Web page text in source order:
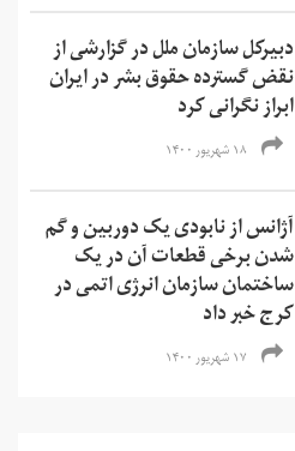
دبیرکل سازمان ملل در گزارشی از
نقض گسترده حقوق بشر در ایران
ابراز نگرانی کرد
۱۸ شهریور ۱۴۰۰
آژانس از نابودی یک دوربین و گم
شدن برخی قطعات آن در یک
ساختمان سازمان انرژی اتمی در
کرج خبر داد
۱۷ شهریور ۱۴۰۰